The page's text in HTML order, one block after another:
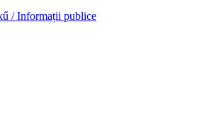
/ Informații publice